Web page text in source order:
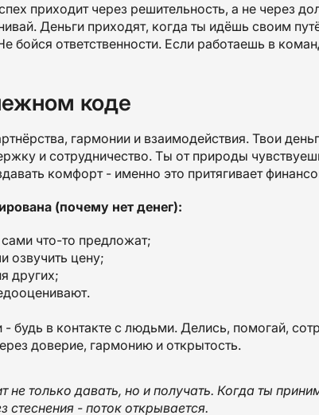
приходит через решительность, а не через
Деньги приходят, когда ты идёшь своим
бойся ответственности. Если работаешь в
коде
гармонии и взаимодействия. Твои
и сотрудничество. Ты от природы
комфорт - именно это притягивает
(почему нет денег):
что-то предложат;
озвучить цену;
других;
будь в контакте с людьми. Делись, помогай,
доверие, гармонию и открытость.
не только давать, но и получать. Когда ты
стеснения - поток открывается.